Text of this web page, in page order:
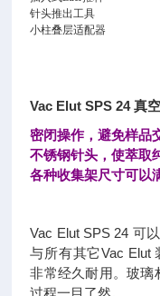
针头推出工具
小柱叠层适配器
Vac Elut SPS 24 真
密闭操作，避免样品
不锈钢针头，使萃取
各种收集架尺寸可以
Vac Elut SPS 24 可
与所有其它Vac Elut
非常经久耐用。玻璃
过程一目了然。